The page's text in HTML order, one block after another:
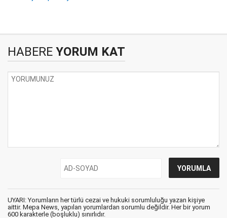
HABERE YORUM KAT
UYARI: Yorumların her türlü cezai ve hukuki sorumluluğu yazan kişiye
aittir. Mepa News, yapılan yorumlardan sorumlu değildir. Her bir yorum
600 karakterle (boşluklu) sınırlıdır.